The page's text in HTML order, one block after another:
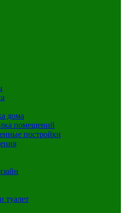
дома
помещений
постройки
туалет